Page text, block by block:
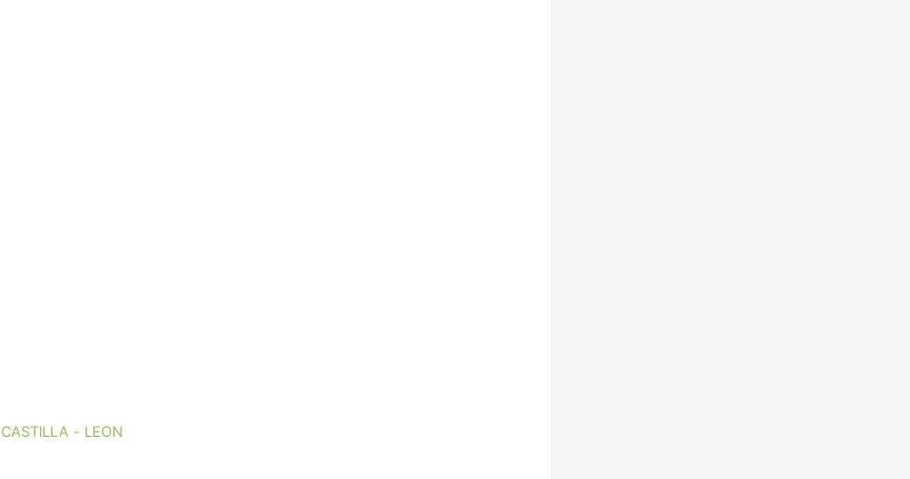
CASTILLA - LEON